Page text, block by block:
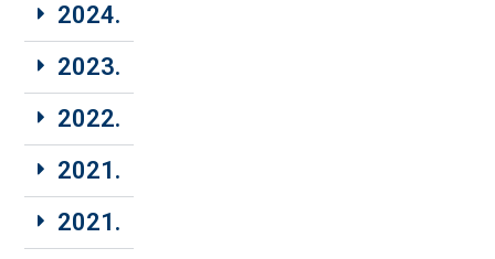
2024.
2023.
2022.
2021.
2021.